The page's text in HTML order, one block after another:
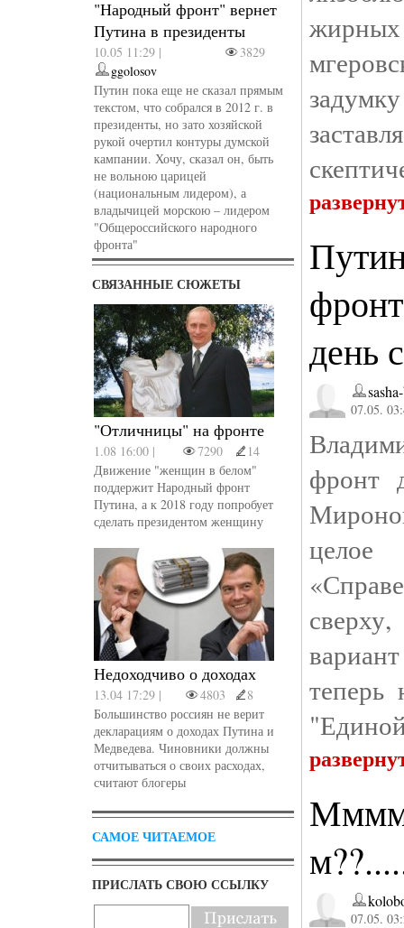
"Народный фронт" вернет
Путина в президенты
10.05 11:29 |
3829
ggolosov
Путин пока еще не сказал прямым
текстом, что собрался в 2012 г. в
президенты, но зато хозяйской
рукой очертил контуры думской
кампании. Хочу, сказал он, быть
не вольною царицей
(национальным лидером), а
владычицей морскою – лидером
"Общероссийского народного
фронта"
СВЯЗАННЫЕ СЮЖЕТЫ
"Отличницы" на фронте
1.08 16:00 | 7290
14
Движение "женщин в белом"
поддержит Народный фронт
Путина, а к 2018 году попробует
сделать президентом женщину
Недоходчиво о доходах
13.04 17:29 | 4803
8
Большинство россиян не верит
декларациям о доходах Путина и
Медведева. Чиновники должны
отчитываться о своих расходах,
считают блогеры
САМОЕ ЧИТАЕМОЕ
ПРИСЛАТЬ СВОЮ ССЫЛКУ
день
07.05.
фронт
целое
07.05.